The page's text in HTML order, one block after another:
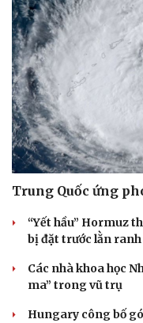
Trung Quốc ứng
“Yết hầu” Hormuz
bị đặt trước lằn ranh
Các nhà khoa học
ma” trong vũ trụ
Hungary công bố